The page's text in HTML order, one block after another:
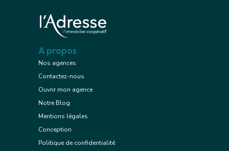
A propos
Nos agences
Contactez-nous
Ouvrir mon agence
Notre Blog
Mentions légales
Conception
Politique de confidentialité